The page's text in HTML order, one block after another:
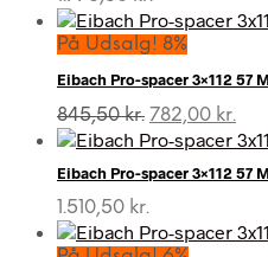
På Udsalg! 8%
Eibach Pro-spacer 3×112 57
845,50kr. Den
oprindelige
var:
782,00 kr.
er:
Eibach Pro-spacer 3×112 57
1.510,50 kr.